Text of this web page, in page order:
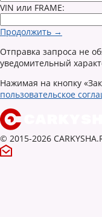
VIN или FRAME:
Продолжить →
Отправка запроса не
уведомительный
Нажимая на кнопку
пользовательское
© 2015-2026